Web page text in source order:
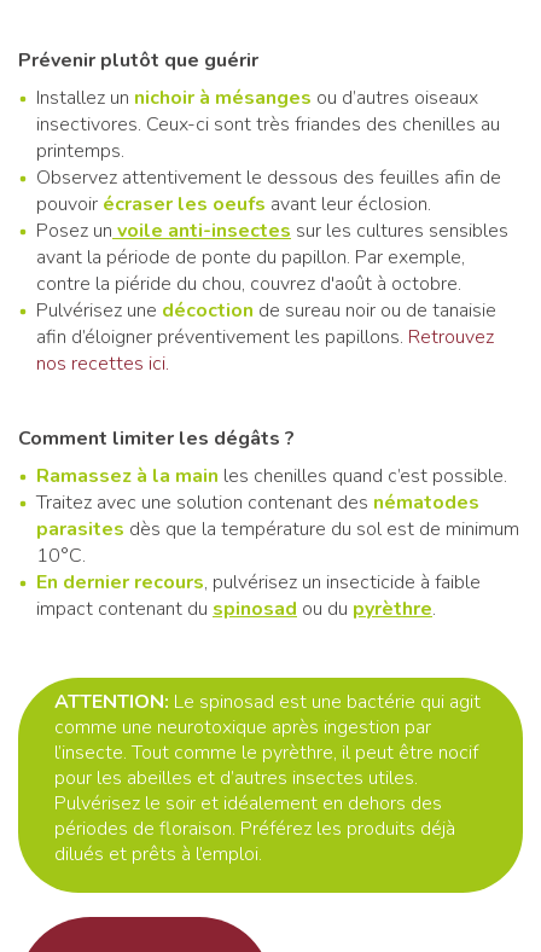
Prévenir plutôt que guérir
Installez un nichoir à mésanges ou d’autres oiseaux
insectivores. Ceux-ci sont très friandes des chenilles au
printemps.
Observez attentivement le dessous des feuilles afin de
pouvoir écraser les oeufs avant leur éclosion.
Posez un voile anti-insectes sur les cultures sensibles
avant la période de ponte du papillon. Par exemple,
contre la piéride du chou, couvrez d'août à octobre.
Pulvérisez une décoction de sureau noir ou de tanaisie
afin d’éloigner préventivement les papillons. Retrouvez
nos recettes ici.
Comment limiter les dégâts ?
Ramassez à la main les chenilles quand c’est possible.
Traitez avec une solution contenant des nématodes
parasites dès que la température du sol est de minimum
10°C.
En dernier recours, pulvérisez un insecticide à faible
impact contenant du spinosad ou du pyrèthre.
ATTENTION: Le spinosad est une bactérie qui agit
comme une neurotoxique après ingestion par
l’insecte. Tout comme le pyrèthre, il peut être nocif
pour les abeilles et d’autres insectes utiles.
Pulvérisez le soir et idéalement en dehors des
périodes de floraison. Préférez les produits déjà
dilués et prêts à l’emploi.